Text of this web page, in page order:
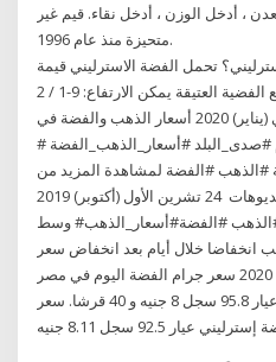
، أدخل الوزن ، أدخل نقاء. قيم غير
متحيزة منذ عام 1996.
تحمل الفضة الاسترليني قيمة
جوهرية كمعدن ثمين ، ولكن القطع الفضية العتيقة يمكن الارتفاع: 9-1 / 2
"الوزن: 33.5 أوقية. 2 كانون الثاني (يناير) 2020 أسعار الذهب والفضة في
#صدى_البلد #أسعار_الذهب_الفضة #
#الذهب #الفضة لمشاهدة المزيد من
الفيديوهات 24 تشرين الأول (أكتوبر) 2019
#الفضة#أسعار_الذهب# وسط
انخفاضا خلال أيام بعد انخفاض سعر
صرف الدولار. 16 آب (أغسطس) 2020 سعر جرام الفضة اليوم في مصر
2020. سعر جرام فضة بريطاني عيار 95.8 سجل 8 جنيه و 40 قرشا. سعر